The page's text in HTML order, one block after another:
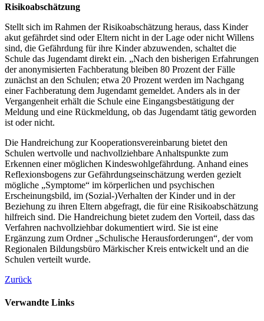
Risikoabschätzung
Stellt sich im Rahmen der Risikoabschätzung heraus, dass Kinder
akut gefährdet sind oder Eltern nicht in der Lage oder nicht Willens
sind, die Gefährdung für ihre Kinder abzuwenden, schaltet die
Schule das Jugendamt direkt ein. „Nach den bisherigen Erfahrungen
der anonymisierten Fachberatung bleiben 80 Prozent der Fälle
zunächst an den Schulen; etwa 20 Prozent werden im Nachgang
einer Fachberatung dem Jugendamt gemeldet. Anders als in der
Vergangenheit erhält die Schule eine Eingangsbestätigung der
Meldung und eine Rückmeldung, ob das Jugendamt tätig geworden
ist oder nicht.
Die Handreichung zur Kooperationsvereinbarung bietet den
Schulen wertvolle und nachvollziehbare Anhaltspunkte zum
Erkennen einer möglichen Kindeswohlgefährdung. Anhand eines
Reflexionsbogens zur Gefährdungseinschätzung werden gezielt
mögliche „Symptome“ im körperlichen und psychischen
Erscheinungsbild, im (Sozial-)Verhalten der Kinder und in der
Beziehung zu ihren Eltern abgefragt, die für eine Risikoabschätzung
hilfreich sind. Die Handreichung bietet zudem den Vorteil, dass das
Verfahren nachvollziehbar dokumentiert wird. Sie ist eine
Ergänzung zum Ordner „Schulische Herausforderungen“, der vom
Regionalen Bildungsbüro Märkischer Kreis entwickelt und an die
Schulen verteilt wurde.
Zurück
Verwandte Links